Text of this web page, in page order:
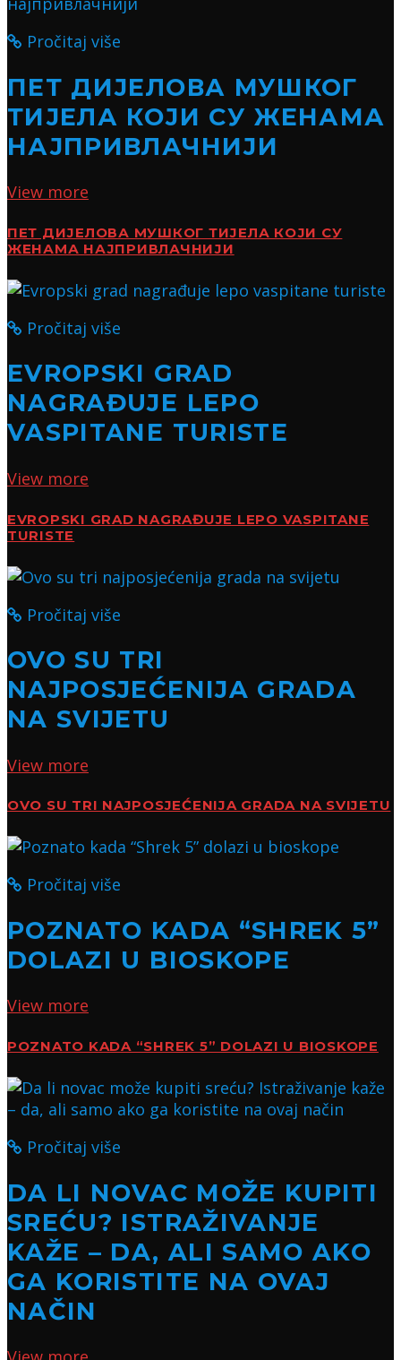
Pročitaj više
ПЕТ ДИЈЕЛОВА МУШКОГ
ТИЈЕЛА КОЈИ СУ ЖЕНАМА
НАЈПРИВЛАЧНИЈИ
View more
ПЕТ ДИЈЕЛОВА МУШКОГ ТИЈЕЛА КОЈИ СУ
ЖЕНАМА НАЈПРИВЛАЧНИЈИ
Pročitaj više
EVROPSKI GRAD
NAGRAĐUJE LEPO
VASPITANE TURISTE
View more
EVROPSKI GRAD NAGRAĐUJE LEPO VASPITANE
TURISTE
Pročitaj više
OVO SU TRI
NAJPOSJEĆENIJA GRADA
NA SVIJETU
View more
OVO SU TRI NAJPOSJEĆENIJA GRADA NA SVIJETU
Pročitaj više
POZNATO KADA “SHREK 5”
DOLAZI U BIOSKOPE
View more
POZNATO KADA “SHREK 5” DOLAZI U BIOSKOPE
Pročitaj više
DA LI NOVAC MOŽE KUPITI
SREĆU? ISTRAŽIVANJE
KAŽE – DA, ALI SAMO AKO
GA KORISTITE NA OVAJ
NAČIN